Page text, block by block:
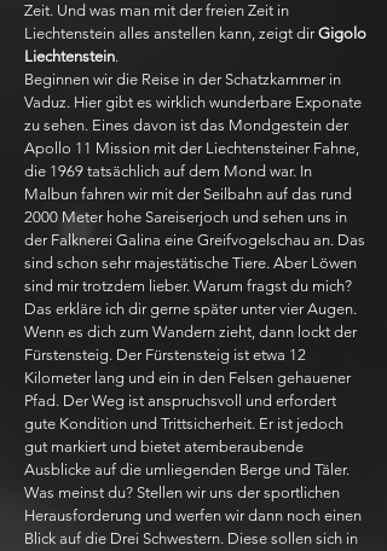
Zeit. Und was man mit der freien Zeit in
Liechtenstein alles anstellen kann, zeigt dir Gigolo
Liechtenstein.
Beginnen wir die Reise in der Schatzkammer in
Vaduz. Hier gibt es wirklich wunderbare Exponate
zu sehen. Eines davon ist das Mondgestein der
Apollo 11 Mission mit der Liechtensteiner Fahne,
die 1969 tatsächlich auf dem Mond war. In
Malbun fahren wir mit der Seilbahn auf das rund
2000 Meter hohe Sareiserjoch und sehen uns in
der Falknerei Galina eine Greifvogelschau an. Das
sind schon sehr majestätische Tiere. Aber Löwen
sind mir trotzdem lieber. Warum fragst du mich?
Das erkläre ich dir gerne später unter vier Augen.
Wenn es dich zum Wandern zieht, dann lockt der
Fürstensteig. Der Fürstensteig ist etwa 12
Kilometer lang und ein in den Felsen gehauener
Pfad. Der Weg ist anspruchsvoll und erfordert
gute Kondition und Trittsicherheit. Er ist jedoch
gut markiert und bietet atemberaubende
Ausblicke auf die umliegenden Berge und Täler.
Was meinst du? Stellen wir uns der sportlichen
Herausforderung und werfen wir dann noch einen
Blick auf die Drei Schwestern. Diese sollen sich in